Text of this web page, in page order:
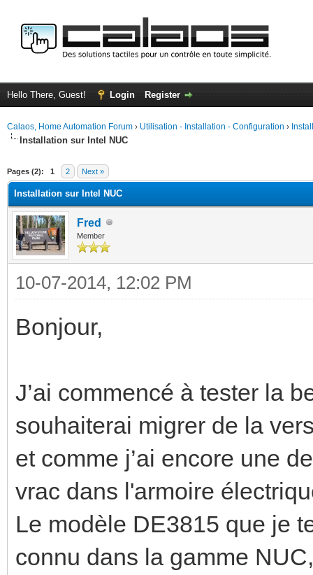
Hello There, Guest! Login Register
Calaos, Home Automation Forum › Utilisation - Installation - Configuration ›
Installation sur Intel NUC
Pages (2): 1 2 Next »
Installation sur Intel NUC
Fred
Member
10-07-2014, 12:02 PM
Bonjour,
J’ai commencé à tester la
souhaiterai migrer de la
et comme j’ai encore une
vrac dans l'armoire
Le modèle DE3815 que je
connu dans la gamme